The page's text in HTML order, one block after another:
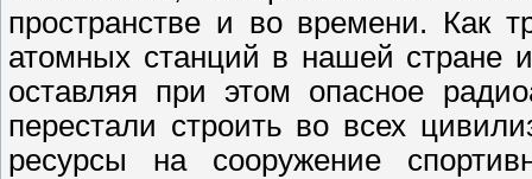
пространстве и во времени. Как
атомных станций в нашей стране
оставляя при этом опасное
перестали строить во всех
ресурсы на сооружение